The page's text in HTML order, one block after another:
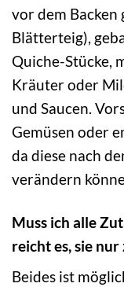
vor dem Backen
Blätterteig),
Quiche-Stücke,
Kräuter oder
und Saucen.
Gemüsen oder
da diese nach
verändern
Muss ich alle
reicht es, sie
Beides ist